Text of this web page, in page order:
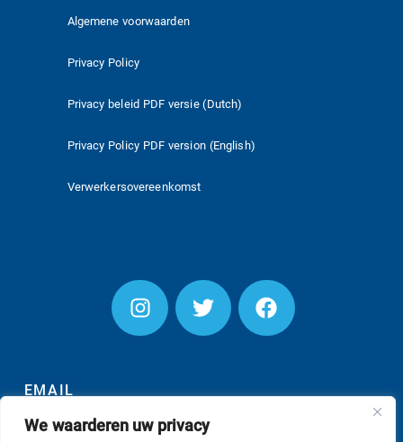
We waarderen uw privacy
EMAIL
Algemene voorwaarden
Privacy Policy
Privacy beleid PDF versie (Dutch)
Privacy Policy PDF version (English)
Verwerkersovereenkomst